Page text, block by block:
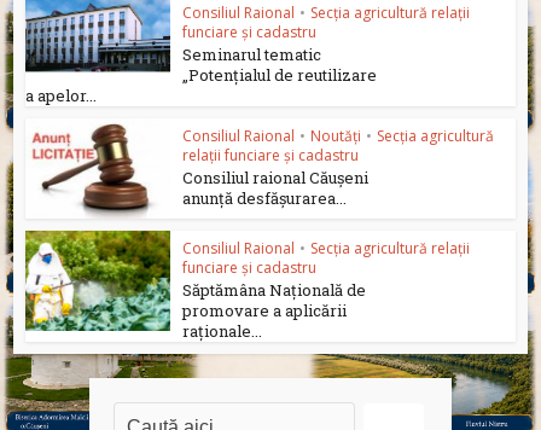
Consiliul Raional • Secția agricultură relații
funciare și cadastru
Seminarul tematic
„Potențialul de reutilizare
a apelor...
Consiliul Raional • Noutăți • Secția agricultură
relații funciare și cadastru
Consiliul raional Căușeni
anunță desfășurarea...
Consiliul Raional • Secția agricultură relații
funciare și cadastru
Săptămâna Națională de
promovare a aplicării
raționale...